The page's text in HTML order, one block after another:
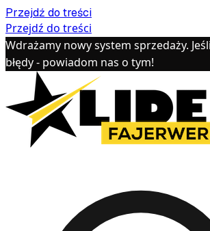
Przejdź do treści
Przejdź do treści
Wdrażamy nowy system sprzedaży.
błędy - powiadom nas o tym!